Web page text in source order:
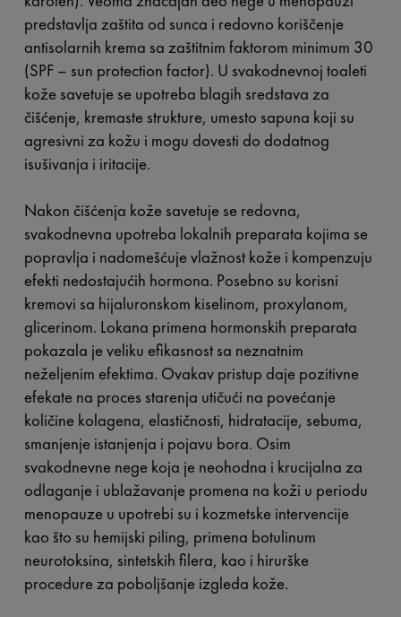
predstavlja zaštita od sunca i redovno koriščenje
antisolarnih krema sa zaštitnim faktorom minimum 30
(SPF – sun protection factor). U svakodnevnoj toaleti
kože savetuje se upotreba blagih sredstava za
čišćenje, kremaste strukture, umesto sapuna koji su
agresivni za kožu i mogu dovesti do dodatnog
isušivanja i iritacije.
Nakon čišćenja kože savetuje se redovna,
svakodnevna upotreba lokalnih preparata kojima se
popravlja i nadomešćuje vlažnost kože i kompenzuju
efekti nedostajućih hormona. Posebno su korisni
kremovi sa hijaluronskom kiselinom, proxylanom,
glicerinom. Lokana primena hormonskih preparata
pokazala je veliku efikasnost sa neznatnim
neželjenim efektima. Ovakav pristup daje pozitivne
efekate na proces starenja utičući na povećanje
količine kolagena, elastičnosti, hidratacije, sebuma,
smanjenje istanjenja i pojavu bora. Osim
svakodnevne nege koja je neohodna i krucijalna za
odlaganje i ublažavanje promena na koži u periodu
menopauze u upotrebi su i kozmetske intervencije
kao što su hemijski piling, primena botulinum
neurotoksina, sintetskih filera, kao i hirurške
procedure za poboljšanje izgleda kože.